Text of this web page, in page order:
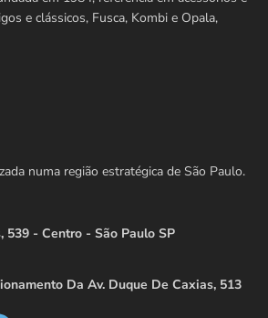
e clássicos, Fusca, Kombi e Opala,
numa região estratégica de São Paulo.
539 - Centro - São Paulo SP
Da Av. Duque De Caxias, 513